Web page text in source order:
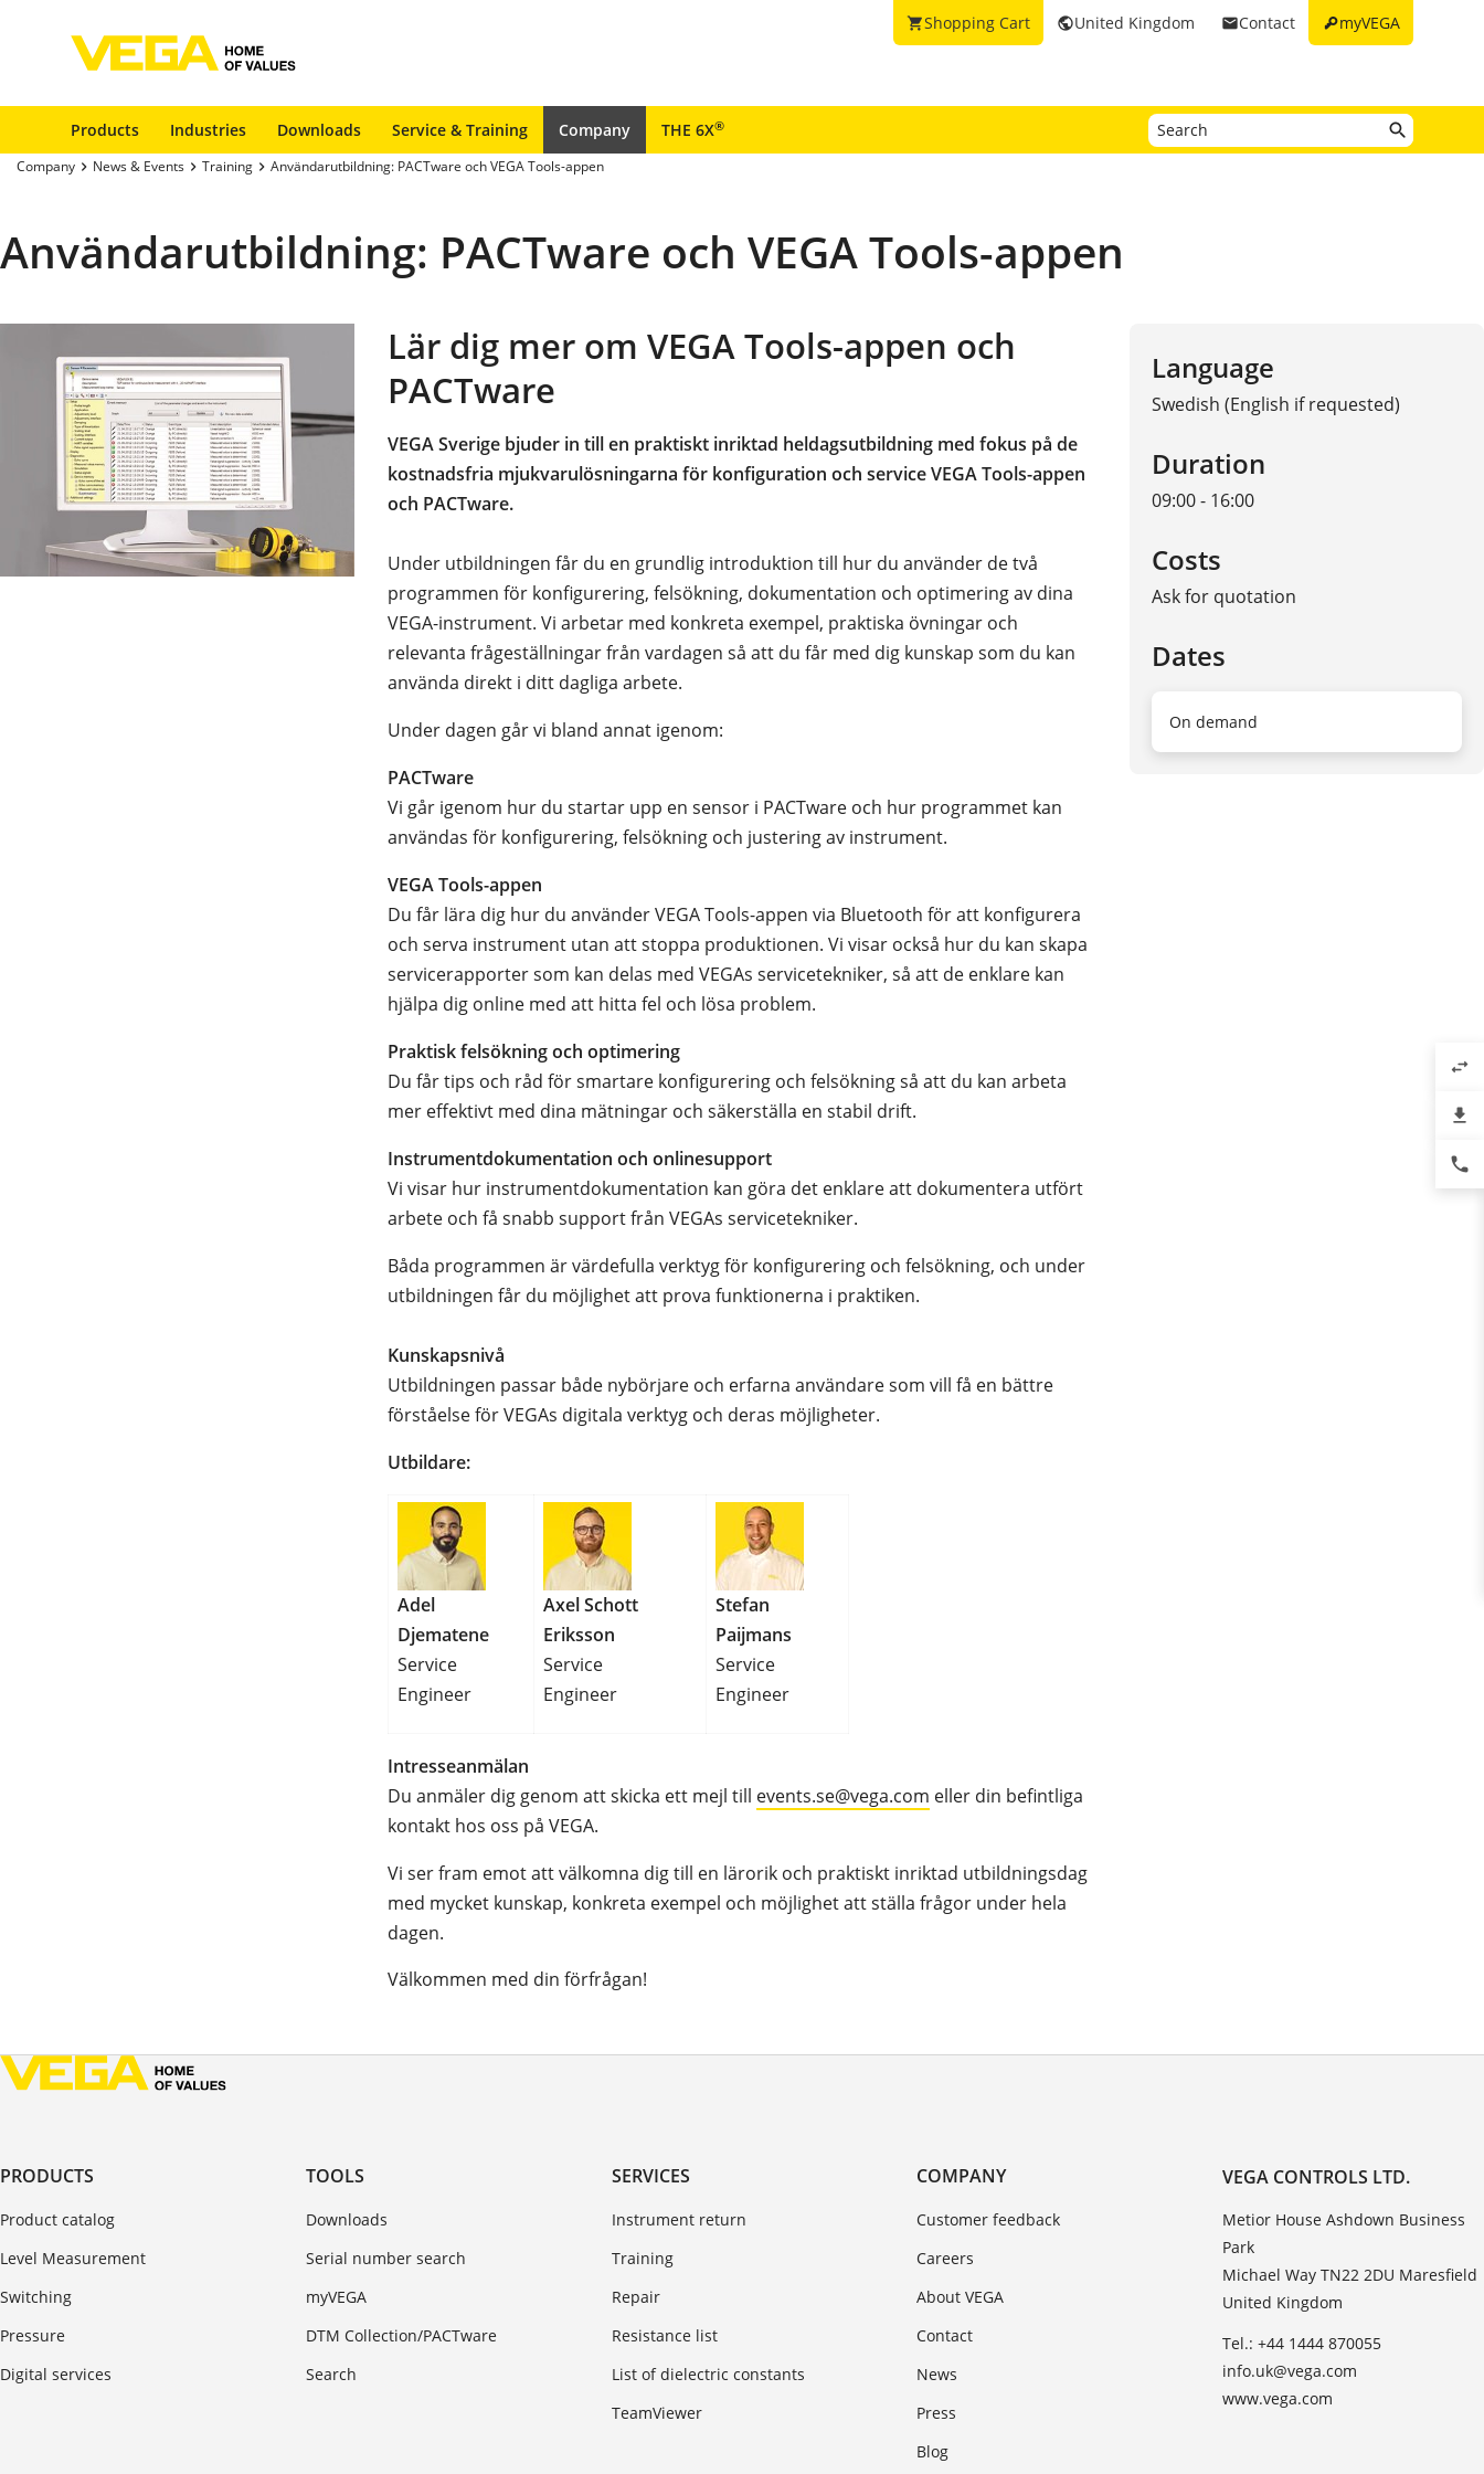
keymyVEGA
emailContact
publicUnited Kingdom
shopping_cartShopping Cart
Products Industries Downloads Service & Training Company THE 6X®
Company News & Events Training Användarutbildning: PACTware och VEGA Tools-appen
Användarutbildning: PACTware och VEGA Tools-appen
Lär dig mer om VEGA Tools-appen och
PACTware
VEGA Sverige bjuder in till en praktiskt inriktad heldagsutbildning med fokus på de
kostnadsfria mjukvarulösningarna för konfiguration och serviceVEGA Tools-appen
och PACTware.
Under utbildningen får du en grundlig introduktion till hur du använder de två
programmen för konfigurering, felsökning, dokumentation och optimering av dina
VEGA-instrument. Vi arbetar med konkreta exempel, praktiska övningar och
relevanta frågeställningar från vardagen så att du får med dig kunskap som du kan
använda direkt i ditt dagliga arbete.
Under dagen går vi bland annat igenom:
PACTware
Vi går igenom hur du startar upp en sensor i PACTware och hur programmet kan
användas för konfigurering, felsökning och justering av instrument.
VEGA Tools-appen
Du får lära dig hur du använder VEGA Tools-appen via Bluetooth för att konfigurera
och serva instrument utan att stoppa produktionen. Vi visar också hur du kan skapa
servicerapporter som kan delas med VEGAs servicetekniker, så att de enklare kan
hjälpa dig online med att hitta fel och lösa problem.
Praktisk felsökning och optimering
Du får tips och råd för smartare konfigurering och felsökning så att du kan arbeta
mer effektivt med dina mätningar och säkerställa en stabil drift.
Instrumentdokumentation och onlinesupport
Vi visar hur instrumentdokumentation kan göra det enklare att dokumentera utfört
arbete och få snabb support från VEGAs servicetekniker.
Båda programmen är värdefulla verktyg för konfigurering och felsökning, och under
utbildningen får du möjlighet att prova funktionerna i praktiken.
Kunskapsnivå
Utbildningen passar både nybörjare och erfarna användare som vill få en bättre
förståelse för VEGAs digitala verktyg och deras möjligheter.
Utbildare:
Adel
Djematene
Service
Engineer
Axel Schott
Eriksson
Service
Engineer
Stefan
Paijmans
Service
Engineer
Intresseanmälan
Du anmäler dig genom att skicka ett mejl till events.se@vega.com eller din befintliga
kontakt hos oss på VEGA.
Vi ser fram emot att välkomna dig till en lärorik och praktiskt inriktad utbildningsdag
med mycket kunskap, konkreta exempel och möjlighet att ställa frågor under hela
dagen.
Välkommen med din förfrågan!
Language
Swedish (English if requested)
Duration
09:00 - 16:00
Costs
Ask for quotation
Dates
On demand
PRODUCTS
Product catalog
Level Measurement
Switching
Pressure
Digital services
TOOLS
Downloads
Serial number search
myVEGA
DTM Collection/PACTware
Search
SERVICES
Instrument return
Training
Repair
Resistance list
List of dielectric constants
TeamViewer
COMPANY
Customer feedback
Careers
About VEGA
Contact
News
Press
Blog
VEGA CONTROLS LTD.
Metior House Ashdown Business
Park
Michael Way TN22 2DU Maresfield
United Kingdom
Tel.: +44 1444 870055
info.uk@vega.com
www.vega.com
swap_horiz
file_download
phone